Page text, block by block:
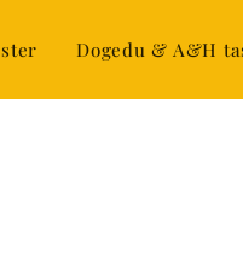
Dogedu & A&H